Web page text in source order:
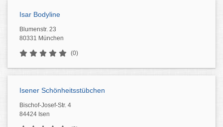
Isar Bodyline
Blumenstr. 23
80331 München
(0)
Isener Schönheitsstübchen
Bischof-Josef-Str. 4
84424 Isen